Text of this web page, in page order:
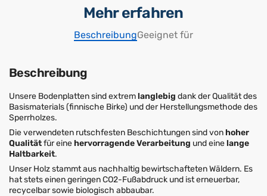
Mehr erfahren
BeschreibungGeeignet für
Beschreibung
Unsere Bodenplatten sind extremlanglebig dank der Qualität des
Basismaterials (finnische Birke) und der Herstellungsmethode des
Sperrholzes.
Die verwendeten rutschfesten Beschichtungen sind vonhoher
Qualitätfür einehervorragende Verarbeitung und einelange
Haltbarkeit.
Unser Holz stammt aus nachhaltig bewirtschafteten Wäldern. Es
hat stets einen geringen CO2-Fußabdruck und ist erneuerbar,
recycelbar sowie biologisch abbaubar.